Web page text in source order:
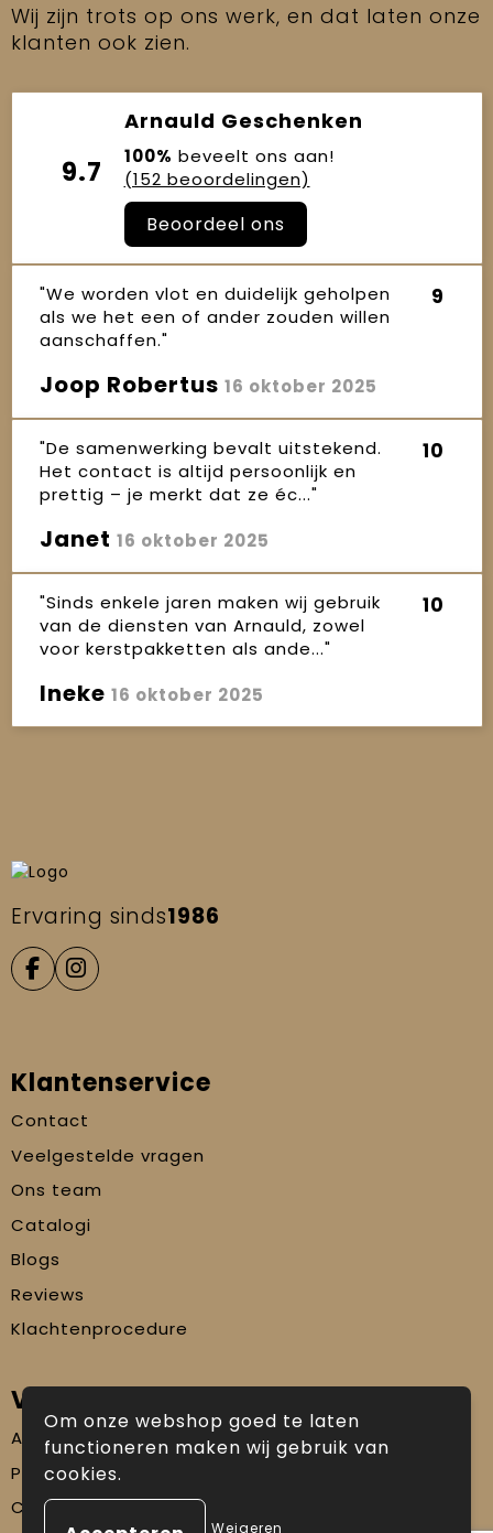
Wij zijn trots op ons werk, en dat laten onze
klanten ook zien.
9.7
Arnauld Geschenken
100% beveelt ons aan!
(152 beoordelingen)
Beoordeel ons
"We worden vlot en duidelijk geholpen
als we het een of ander zouden willen
aanschaffen."
9
Joop Robertus 16 oktober 2025
"De samenwerking bevalt uitstekend.
Het contact is altijd persoonlijk en
prettig – je merkt dat ze éc..."
10
Janet 16 oktober 2025
"Sinds enkele jaren maken wij gebruik
van de diensten van Arnauld, zowel
voor kerstpakketten als ande..."
10
Ineke 16 oktober 2025
Ervaring sinds1986
Klantenservice
Contact
Veelgestelde vragen
Ons team
Catalogi
Blogs
Reviews
Klachtenprocedure
Veilig winkelen
Algemene voorwaarden
Privacyverklaring
Cookiebeleid
Om onze webshop goed te laten
functioneren maken wij gebruik van
cookies.
Weigeren